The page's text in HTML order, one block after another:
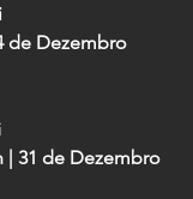
de Dezembro
| 31 de Dezembro